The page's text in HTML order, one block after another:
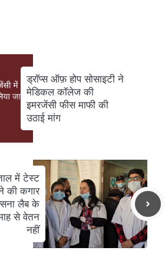
ड्रॉप्स ऑफ़ होप सोसाइटी ने
मेडिकल कॉलेज की
इमरजेंसी फीस माफी की
उठाई मांग
में टेस्ट
की कगार
लैब के
माह से वेतन
नहीं